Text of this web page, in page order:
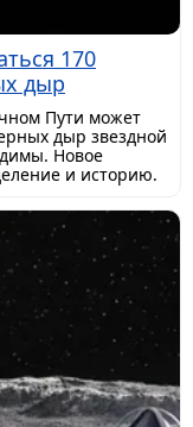
170
дыр
Пути может
дыр звездной
Новое
и историю.